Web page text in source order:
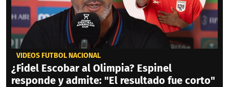
VIDEOS FÚTBOL NACIONAL
¿Fidel Escobar al Olimpia? Espinel
responde y admite: "El resultado fue corto"